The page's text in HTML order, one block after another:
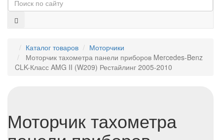
Каталог товаров
Моторчики
Моторчик тахометра панели приборов Mercedes-Benz
CLK-Класс AMG II (W209) Рестайлинг 2005-2010
Моторчик тахометра